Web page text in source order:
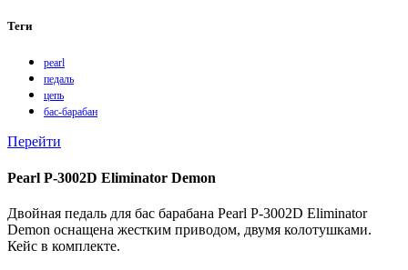
Теги
pearl
педаль
цепь
бас-барабан
Перейти
Pearl P-3002D Eliminator Demon
Двойная педаль для бас барабана Pearl P-3002D Eliminator
Demon оснащена жестким приводом, двумя колотушками.
Кейс в комплекте.